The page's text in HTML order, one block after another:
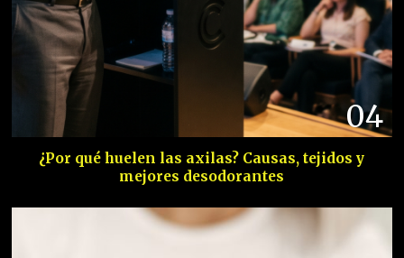
04
¿Por qué huelen las axilas? Causas, tejidos y
mejores desodorantes